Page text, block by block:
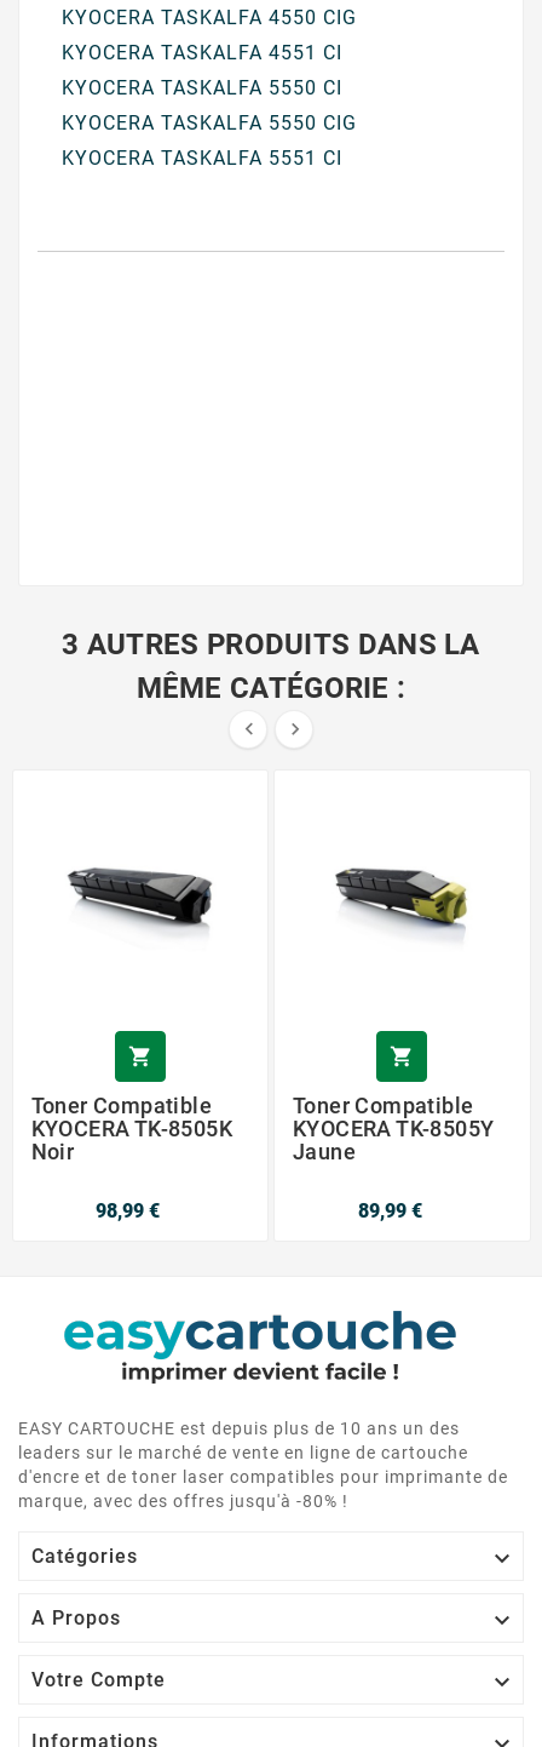
KYOCERA TASKALFA 4550 CIG
KYOCERA TASKALFA 4551 CI
KYOCERA TASKALFA 5550 CI
KYOCERA TASKALFA 5550 CIG
KYOCERA TASKALFA 5551 CI
3 AUTRES PRODUITS DANS LA
MÊME CATÉGORIE :
 

Toner Compatible
KYOCERA TK-8505K
Noir
98,99 €

Toner Compatible
KYOCERA TK-8505Y
Jaune
89,99 €
EASY CARTOUCHE est depuis plus de 10 ans un des
leaders sur le marché de vente en ligne de cartouche
d'encre et de toner laser compatibles pour imprimante de
marque, avec des offres jusqu'à -80% !
Catégories 
A Propos 
Votre Compte 
Informations